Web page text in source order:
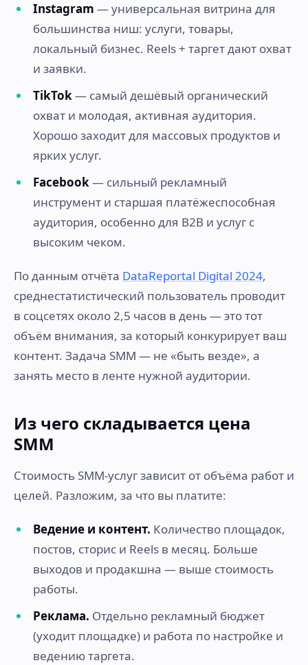
Instagram — универсальная витрина для
большинства ниш: услуги, товары,
локальный бизнес. Reels + таргет дают охват
и заявки.
TikTok— самый дешёвый органический
охват и молодая, активная аудитория.
Хорошо заходит для массовых продуктов и
ярких услуг.
Facebook— сильный рекламный
инструмент и старшая платёжеспособная
аудитория, особенно для B2B и услуг с
высоким чеком.
По данным отчёта DataReportal Digital 2024,
среднестатистический пользователь проводит
в соцсетях около 2,5 часов в день — это тот
объём внимания, за который конкурирует ваш
контент. Задача SMM — не «быть везде», а
занять место в ленте нужной аудитории.
Из чего складывается цена
SMM
Стоимость SMM-услуг зависит от объёма работ и
целей. Разложим, за что вы платите:
Ведение и контент. Количество площадок,
постов, сторис и Reels в месяц. Больше
выходов и продакшна — выше стоимость
работы.
Реклама. Отдельно рекламный бюджет
(уходит площадке) и работа по настройке и
ведению таргета.